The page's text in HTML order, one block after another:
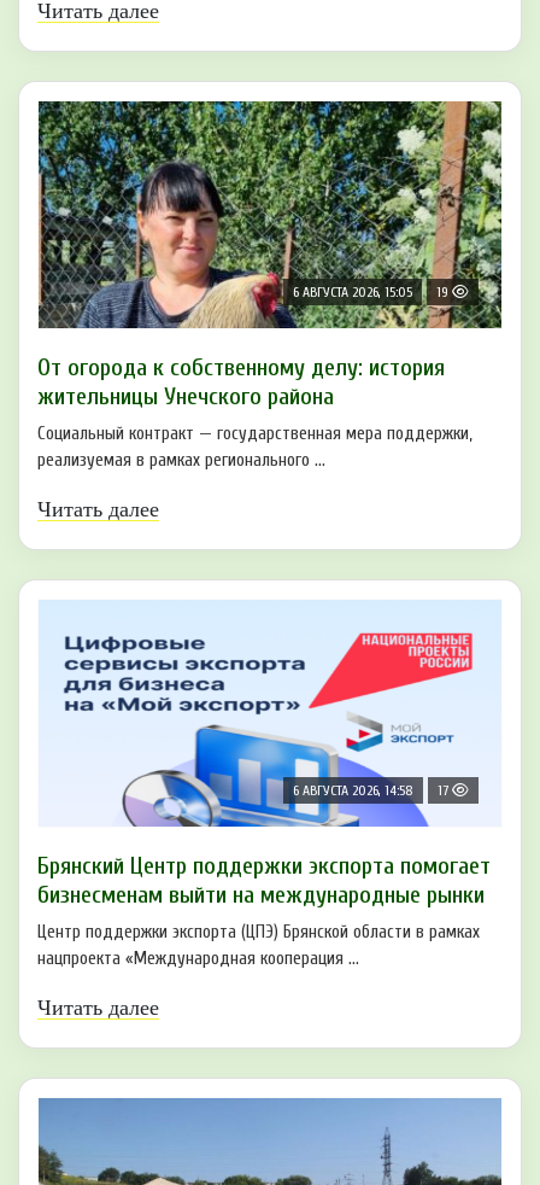
Читать далее
6 АВГУСТА 2026, 15:05 19
От огорода к собственному делу: история
жительницы Унечского района
Социальный контракт — государственная мера поддержки,
реализуемая в рамках регионального ...
Читать далее
6 АВГУСТА 2026, 14:58 17
Брянский Центр поддержки экспорта помогает
бизнесменам выйти на международные рынки
Центр поддержки экспорта (ЦПЭ) Брянской области в рамках
нацпроекта «Международная кооперация ...
Читать далее